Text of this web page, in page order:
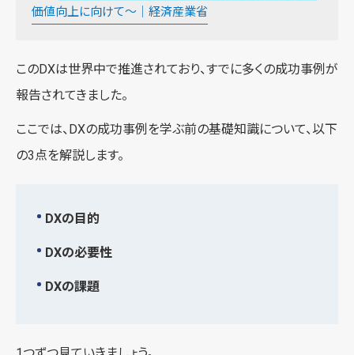
価値向上に向けて～｜経済産業省
このDXは世界中で推進されており、すでに多くの成功事例が
報告されてきました。
ここでは、DXの成功事例を学ぶ前の基礎知識について、以下
の3点を解説します。
DXの目的
DXの必要性
DXの課題